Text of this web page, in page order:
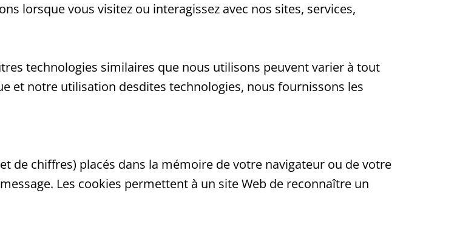
lorsque vous visitez ou interagissez avec nos sites, services,
technologies similaires que nous utilisons peuvent varier à tout
et notre utilisation desdites technologies, nous fournissons les
de chiffres) placés dans la mémoire de votre navigateur ou de votre
Les cookies permettent à un site Web de reconnaître un